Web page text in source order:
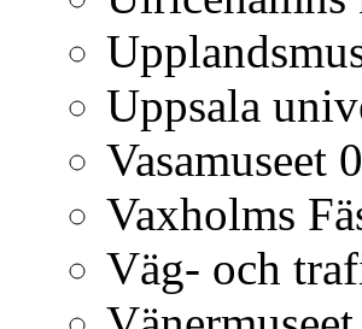
Uppsala
Vasamuseet 0
Vaxholms
Väg- och